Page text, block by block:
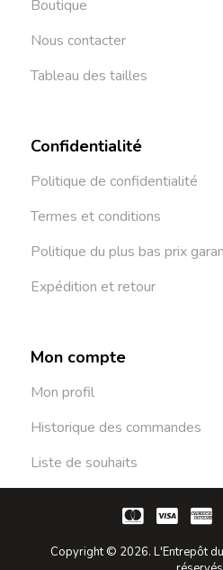
Boutique
Nous contacter
Tableau des tailles
Confidentialité
Politique de confidentialité
Termes et conditions
Politique du plus bas prix
Expédition et retour
Mon compte
Mon profil
Historique des commandes
Liste de souhaits
Copyright © 2026. L'Entrepôt